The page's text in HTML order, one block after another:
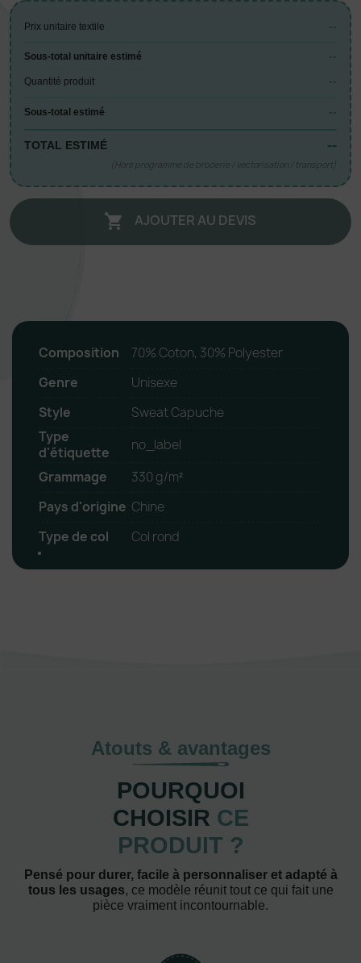
Prix unitaire textile --
Sous-total unitaire estimé --
Quantité produit --
Sous-total estimé --
TOTAL ESTIMÉ --
(Hors programme de broderie / vectorisation / transport)
 AJOUTER AU DEVIS
Composition
70% Coton, 30% Polyester
Genre
Unisexe
Style
Sweat Capuche
Type
d'étiquette
no_label
Grammage
330 g/m²
Pays d'origine Chine
Type de col
Col rond
Atouts & avantages
POURQUOI
CHOISIR CE
PRODUIT ?
Pensé pour durer, facile à personnaliser et adapté à
tous les usages, ce modèle réunit tout ce qui fait une
pièce vraiment incontournable.